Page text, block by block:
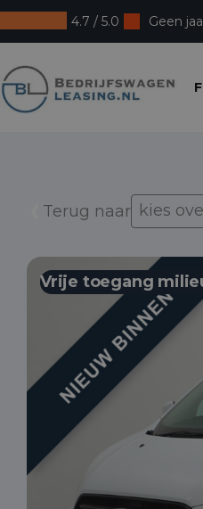
4.7 / 5.0 Geen
Terug naar kies
Vrije toegang